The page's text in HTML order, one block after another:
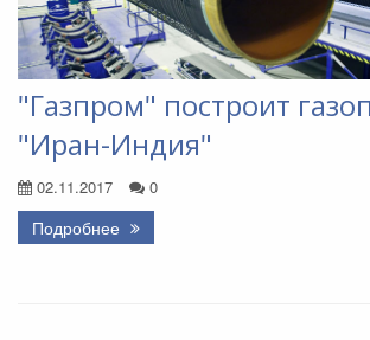
"Газпром" построит
"Иран-Индия"
02.11.2017 0
Подробнее